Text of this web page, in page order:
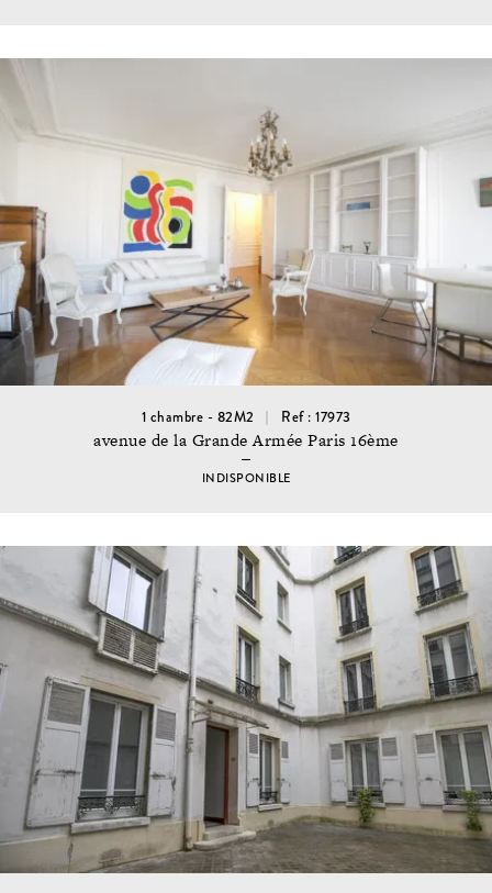
1 chambre - 82M2 Ref : 17973
avenue de la Grande Armée Paris 16ème
INDISPONIBLE